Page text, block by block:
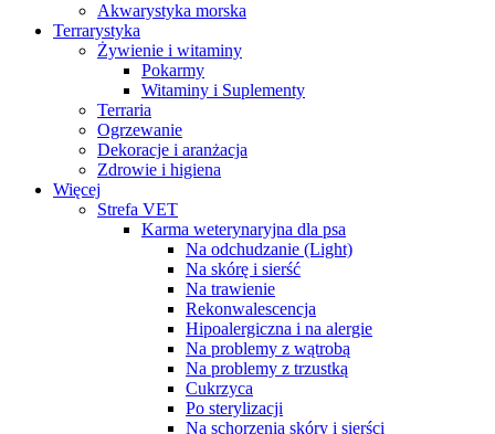
Akwarystyka morska
Terrarystyka
Żywienie i witaminy
Pokarmy
Witaminy i Suplementy
Terraria
Ogrzewanie
Dekoracje i aranżacja
Zdrowie i higiena
Więcej
Strefa VET
Karma weterynaryjna dla psa
Na odchudzanie (Light)
Na skórę i sierść
Na trawienie
Rekonwalescencja
Hipoalergiczna i na alergie
Na problemy z wątrobą
Na problemy z trzustką
Cukrzyca
Po sterylizacji
Na schorzenia skóry i sierści